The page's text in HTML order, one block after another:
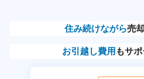
住み続けながら売
お引越し費用 もサ